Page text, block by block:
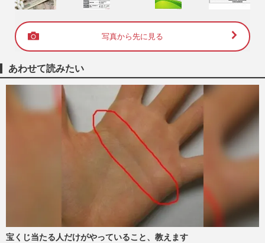
写真から先に見る
あわせて読みたい
宝くじ当たる人だけがやっていること、教えます